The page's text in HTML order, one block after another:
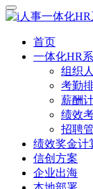
首页
一体化HR
组织
考勤
薪酬
绩效
招聘
绩效奖金计
信创方案
企业出海